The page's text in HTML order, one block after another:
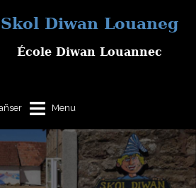
Skol Diwan Louaneg
École Diwan Louannec